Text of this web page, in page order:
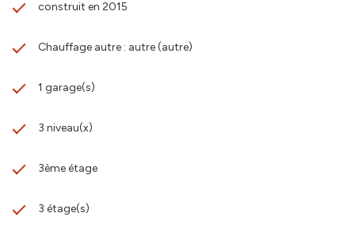
construit en 2015
Chauffage autre : autre (autre)
1 garage(s)
3 niveau(x)
3ème étage
3 étage(s)